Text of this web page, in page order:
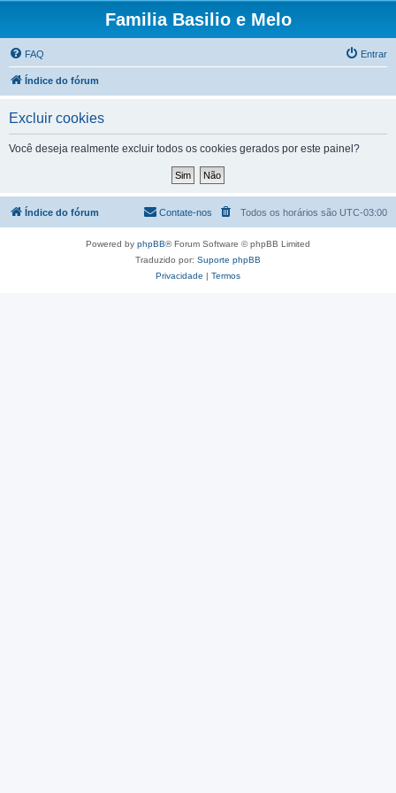
Familia Basilio e Melo
FAQ Entrar
Índice do fórum
Excluir cookies
Você deseja realmente excluir todos os cookies gerados por este painel?
Índice do fórum Todos os horários são UTC-03:00
Contate-nos
Powered by phpBB® Forum Software © phpBB Limited
Traduzido por: Suporte phpBB
Privacidade | Termos